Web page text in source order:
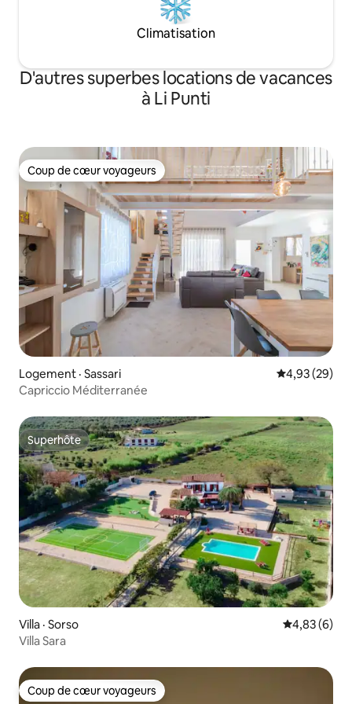
Climatisation
D'autres superbes locations de vacances
à Li Punti
Coup de cœur voyageurs
Coup de cœur voyageurs
Logement · Sassari Note
4,93 (29)
Capriccio Méditerranée
Superhôte
Superhôte
Villa · Sorso Note
4,83 (6)
Villa Sara
Coup de cœur voyageurs
Coup de cœur voyageurs